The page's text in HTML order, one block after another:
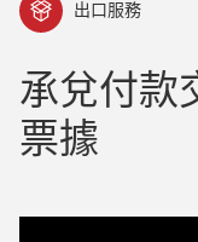
出口服務
承兌付款
票據